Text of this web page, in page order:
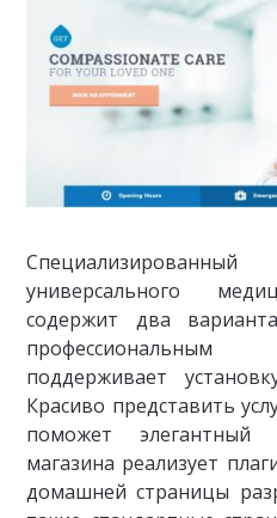
универсального
содержит два
поддерживает
Красиво представить
поможет
магазина реализует
домашней страницы